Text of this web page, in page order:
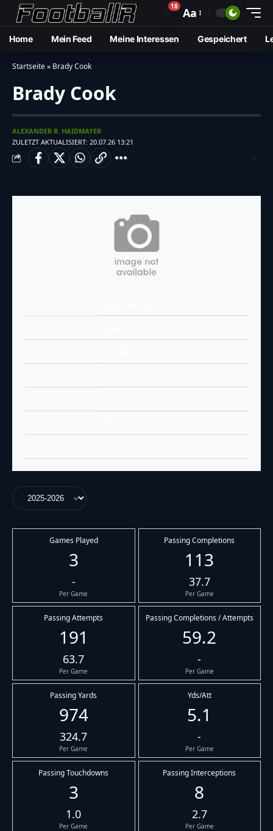
🔔18 Aa
Home Mein Feed Meine Interessen Gespeichert
Startseite» Brady Cook
Brady Cook
ZULETZT AKTUALISIERT: 20.07.26 13:21
ALEXANDER R. HAIDMAYER
Games Played
3
-
Per Game
Passing Completions
113
37.7
Per Game
Passing Attempts
191
63.7
Per Game
Passing Completions / Attempts
59.2
-
Per Game
Passing Yards
974
324.7
Per Game
Yds/Att
5.1
-
Per Game
Passing Touchdowns
3
1.0
Per Game
Passing Interceptions
8
2.7
Per Game